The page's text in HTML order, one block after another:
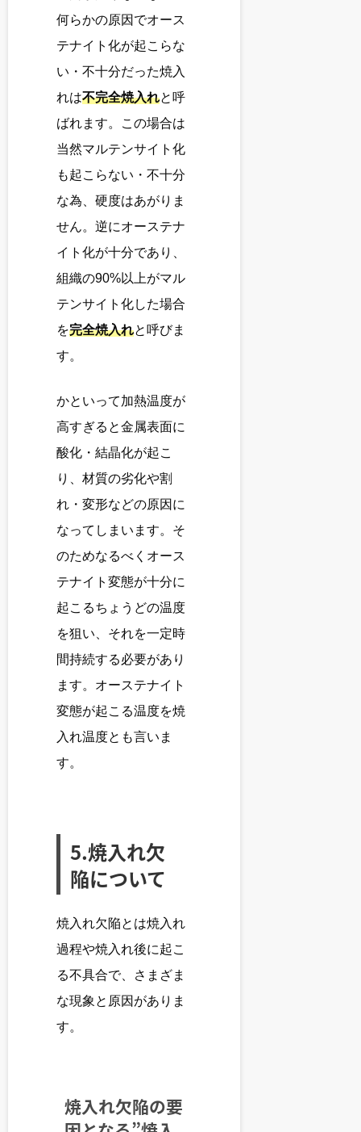
何らかの原因でオース
テナイト化が起こらな
い・不十分だった焼入
れは不完全焼入れと呼
ばれます。この場合は
当然マルテンサイト化
も起こらない・不十分
な為、硬度はあがりま
せん。逆にオーステナ
イト化が十分であり、
組織の90%以上がマル
テンサイト化した場合
を完全焼入れと呼びま
す。
かといって加熱温度が
高すぎると金属表面に
酸化・結晶化が起こ
り、材質の劣化や割
れ・変形などの原因に
なってしまいます。そ
のためなるべくオース
テナイト変態が十分に
起こるちょうどの温度
を狙い、それを一定時
間持続する必要があり
ます。オーステナイト
変態が起こる温度を焼
入れ温度とも言いま
す。
5.焼入れ欠
陥について
焼入れ欠陥とは焼入れ
過程や焼入れ後に起こ
る不具合で、さまざま
な現象と原因がありま
す。
焼入れ欠陥の要